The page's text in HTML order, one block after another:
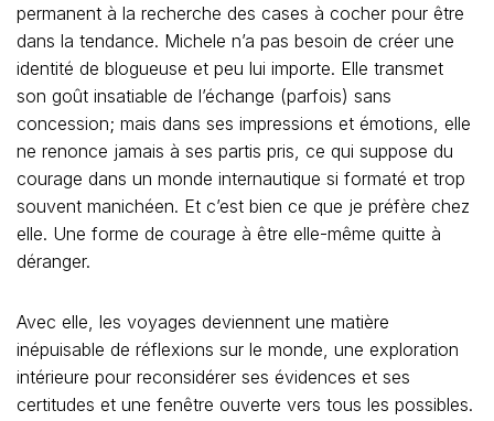
permanent à la recherche des cases à cocher pour être
dans la tendance. Michele n’a pas besoin de créer une
identité de blogueuse et peu lui importe. Elle transmet
son goût insatiable de l’échange (parfois) sans
concession; mais dans ses impressions et émotions, elle
ne renonce jamais à ses partis pris, ce qui suppose du
courage dans un monde internautique si formaté et trop
souvent manichéen. Et c’est bien ce que je préfère chez
elle. Une forme de courage à être elle-même quitte à
déranger.
Avec elle, les voyages deviennent une matière
inépuisable de réflexions sur le monde, une exploration
intérieure pour reconsidérer ses évidences et ses
certitudes et une fenêtre ouverte vers tous les possibles.